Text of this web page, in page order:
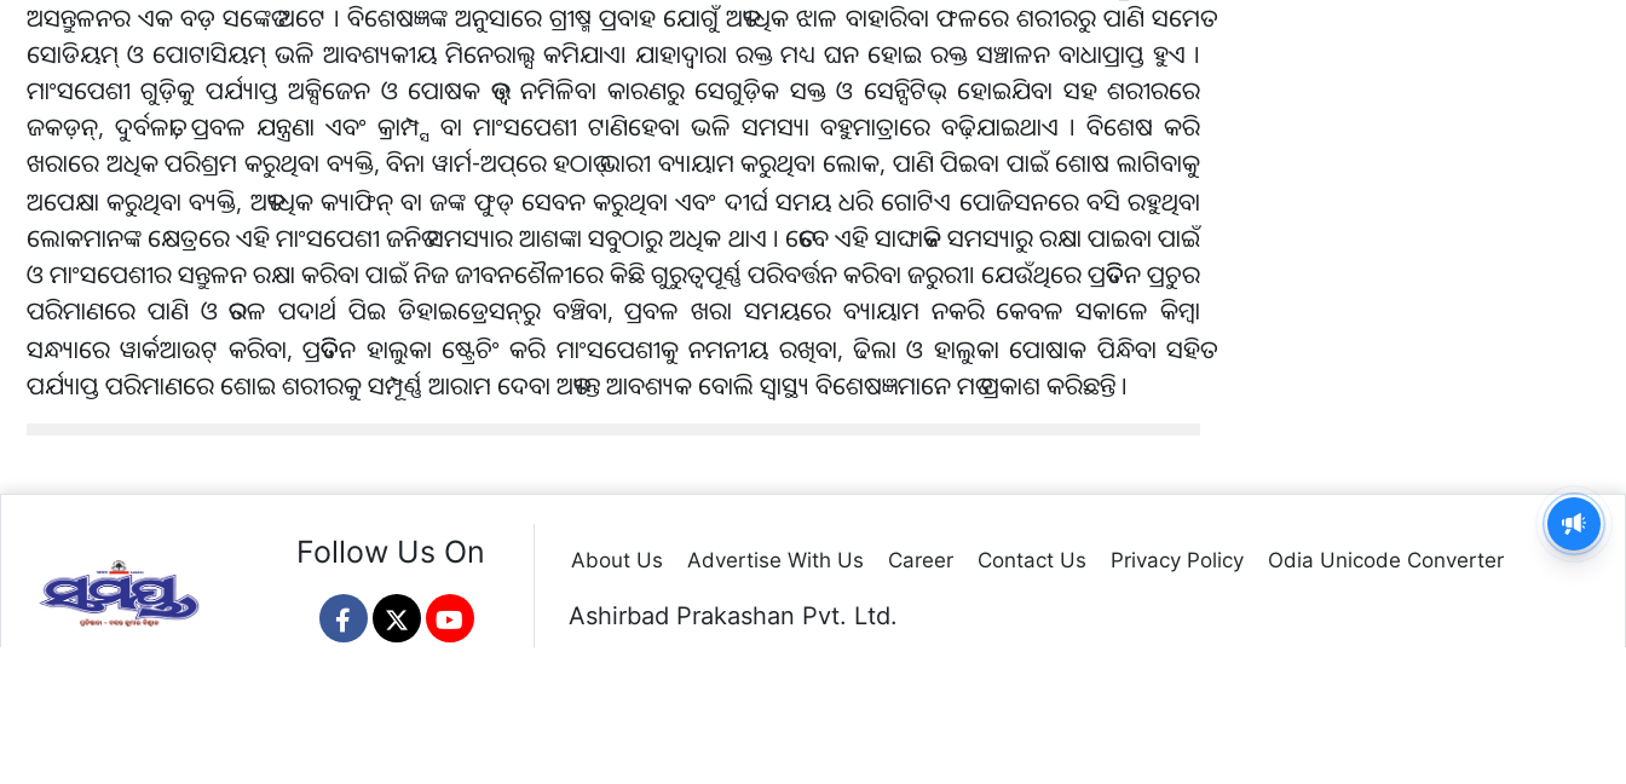
ଅସନ୍ତୁଳନର ଏକ ବଡ଼ ସଙ୍କେତ ଅଟେ । ବିଶେଷଜ୍ଞଙ୍କ ଅନୁସାରେ ଗ୍ରୀଷ୍ମ ପ୍ରବାହ ଯୋଗୁଁ ଅତ୍ୟଧିକ ଝାଳ ବାହାରିବା ଫଳରେ ଶରୀରରୁ ପାଣି ସମେତ
ସୋଡିୟମ୍ ଓ ପୋଟାସିୟମ୍ ଭଳି ଆବଶ୍ୟକୀୟ ମିନେରାଲ୍ସ କମିଯାଏ। ଯାହାଦ୍ୱାରା ରକ୍ତ ମଧ୍ୟ ଘନ ହୋଇ ରକ୍ତ ସଞ୍ଚାଳନ ବାଧାପ୍ରାପ୍ତ ହୁଏ ।
ମାଂସପେଶୀ ଗୁଡ଼ିକୁ ପର୍ଯ୍ୟାପ୍ତ ଅକ୍ସିଜେନ ଓ ପୋଷକ ତତ୍ତ୍ୱ ନମିଳିବା କାରଣରୁ ସେଗୁଡ଼ିକ ସକ୍ତ ଓ ସେନ୍ସିଟିଭ୍ ହୋଇଯିବା ସହ ଶରୀରରେ
ଜକଡ଼ନ୍, ଦୁର୍ବଳତା, ପ୍ରବଳ ଯନ୍ତ୍ରଣା ଏବଂ କ୍ରାମ୍ପ୍ସ ବା ମାଂସପେଶୀ ଟାଣିହେବା ଭଳି ସମସ୍ୟା ବହୁମାତ୍ରାରେ ବଢ଼ିଯାଇଥାଏ । ବିଶେଷ କରି
ଖରାରେ ଅଧିକ ପରିଶ୍ରମ କରୁଥିବା ବ୍ୟକ୍ତି, ବିନା ୱାର୍ମ-ଅପ୍ରେ ହଠାତ୍ ଭାରୀ ବ୍ୟାୟାମ କରୁଥିବା ଲୋକ, ପାଣି ପିଇବା ପାଇଁ ଶୋଷ ଲାଗିବାକୁ
ଅପେକ୍ଷା କରୁଥିବା ବ୍ୟକ୍ତି, ଅତ୍ୟଧିକ କ୍ୟାଫିନ୍ ବା ଜଙ୍କ ଫୁଡ୍ ସେବନ କରୁଥିବା ଏବଂ ଦୀର୍ଘ ସମୟ ଧରି ଗୋଟିଏ ପୋଜିସନରେ ବସି ରହୁଥିବା
ଲୋକମାନଙ୍କ କ୍ଷେତ୍ରରେ ଏହି ମାଂସପେଶୀ ଜନିତ ସମସ୍ୟାର ଆଶଙ୍କା ସବୁଠାରୁ ଅଧିକ ଥାଏ । ତେବେ ଏହି ସାଙ୍ଘାତିକ ସମସ୍ୟାରୁ ରକ୍ଷା ପାଇବା ପାଇଁ
ଓ ମାଂସପେଶୀର ସନ୍ତୁଳନ ରକ୍ଷା କରିବା ପାଇଁ ନିଜ ଜୀବନଶୈଳୀରେ କିଛି ଗୁରୁତ୍ୱପୂର୍ଣ୍ଣ ପରିବର୍ତ୍ତନ କରିବା ଜରୁରୀ। ଯେଉଁଥିରେ ପ୍ରତିଦିନ ପ୍ରଚୁର
ପରିମାଣରେ ପାଣି ଓ ତରଳ ପଦାର୍ଥ ପିଇ ଡିହାଇଡ୍ରେସନ୍ରୁ ବଞ୍ଚିବା, ପ୍ରବଳ ଖରା ସମୟରେ ବ୍ୟାୟାମ ନକରି କେବଳ ସକାଳେ କିମ୍ବା
ସନ୍ଧ୍ୟାରେ ୱାର୍କଆଉଟ୍ କରିବା, ପ୍ରତିଦିନ ହାଲୁକା ଷ୍ଟ୍ରେଚିଂ କରି ମାଂସପେଶୀକୁ ନମନୀୟ ରଖିବା, ଢିଲା ଓ ହାଲୁକା ପୋଷାକ ପିନ୍ଧିବା ସହିତ
ପର୍ଯ୍ୟାପ୍ତ ପରିମାଣରେ ଶୋଇ ଶରୀରକୁ ସମ୍ପୂର୍ଣ୍ଣ ଆରାମ ଦେବା ଅତ୍ୟନ୍ତ ଆବଶ୍ୟକ ବୋଲି ସ୍ୱାସ୍ଥ୍ୟ ବିଶେଷଜ୍ଞମାନେ ମତ ପ୍ରକାଶ କରିଛନ୍ତି ।
Follow Us On About Us Advertise With Us Career Contact Us Privacy Policy Odia Unicode Converter
Ashirbad Prakashan Pvt. Ltd.